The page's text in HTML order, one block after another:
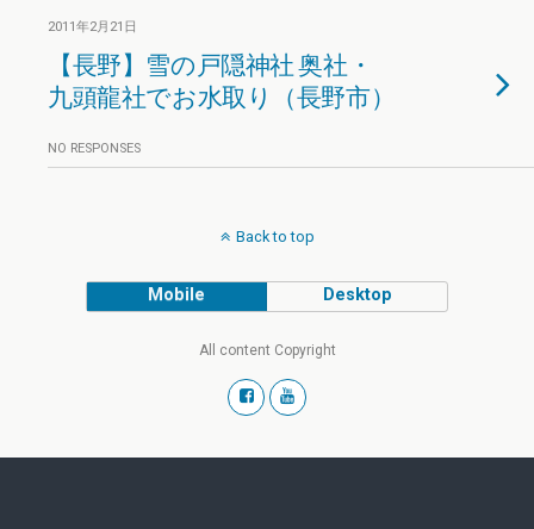
2011年2月21日
【長野】雪の戸隠神社 奥社・
九頭龍社でお水取り（長野市）
NO RESPONSES
Back to top
Mobile Desktop
All content Copyright